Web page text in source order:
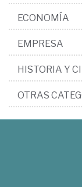
ECONOMÍA
EMPRESA
HISTORIA Y
OTRAS